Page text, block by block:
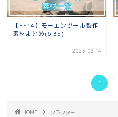
【FF14】モーエンツール製作
素材まとめ(6.35)
2023-03-14
1
HOME クラフター